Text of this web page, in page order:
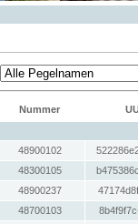
Nummer
48900102
48300105
48900237
48700103